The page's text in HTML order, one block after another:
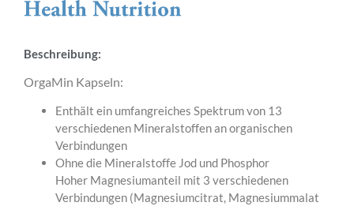
Beschreibung:
OrgaMin Kapseln:
Enthält ein umfangreiches Spektrum von 13
verschiedenen Mineralstoffen an organischen
Verbindungen
Ohne die Mineralstoffe Jod und Phosphor
Hoher Magnesiumanteil mit 3 verschiedenen
Verbindungen (Magnesiumcitrat, Magnesiummalat